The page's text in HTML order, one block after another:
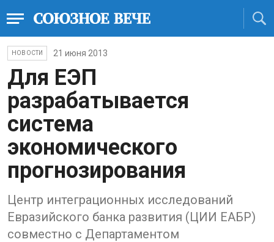
НОВОСТИ 21 июня 2013
Для ЕЭП
разрабатывается
система
экономического
прогнозирования
Центр интеграционных исследований
Евразийского банка развития (ЦИИ ЕАБР)
совместно с Департаментом